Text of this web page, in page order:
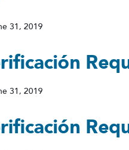
31, 2019
31, 2019